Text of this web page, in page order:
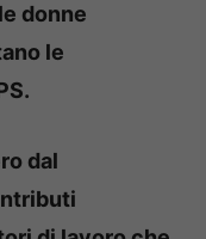
le donne
le
dal